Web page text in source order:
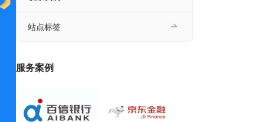
站点标签
服务案例